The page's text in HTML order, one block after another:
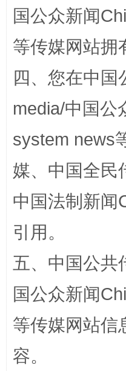
国家大学科技园优
扯下公款旅游的“
国公众新闻
等传媒网站拥
四、您在中国
media/中国公
system news
媒、中国全民
中国法制新闻
引用。
五、中国公共
国公众新闻
等传媒网站信
容。